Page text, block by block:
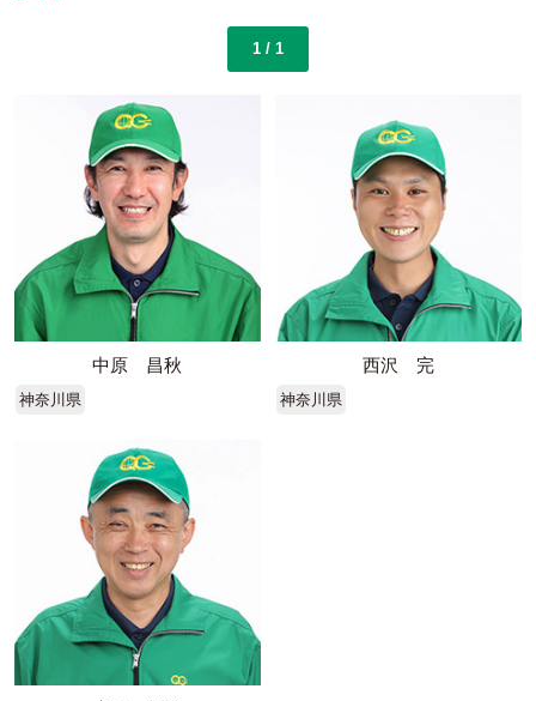
1 / 1
中原 昌秋
神奈川県
西沢 完
神奈川県